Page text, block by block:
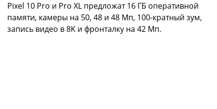
Pixel 10 Pro и Pro XL предложат 16 ГБ оперативной
памяти, камеры на 50, 48 и 48 Мп, 100-кратный зум,
запись видео в 8K и фронталку на 42 Мп.